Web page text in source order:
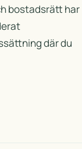
bostadsrätt har
där du